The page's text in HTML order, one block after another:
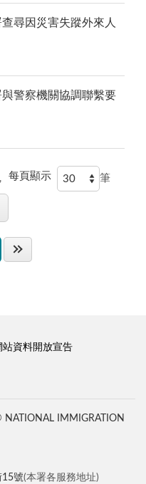
尋因災害失蹤外來人
警察機關協調聯繫要
每頁顯示 筆
站資料開放宣告
IMMIGRATION
15號(本署各服務地址)